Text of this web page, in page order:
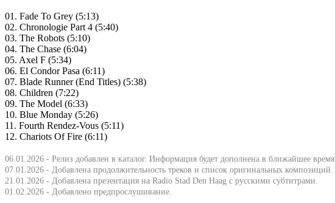
01. Fade To Grey (5:13)
02. Chronologie Part 4 (5:40)
03. The Robots (5:10)
04. The Chase (6:04)
05. Axel F (5:34)
06. El Condor Pasa (6:11)
07. Blade Runner (End Titles) (5:38)
08. Children (7:22)
09. The Model (6:33)
10. Blue Monday (5:26)
11. Fourth Rendez-Vous (5:11)
12. Chariots Of Fire (6:11)
06.01.2026 - Релиз добавлен в каталог. Информация будет дополнена в ближайшее время.
07.01.2026 - Добавлена продолжительность треков и список оригинальных композиций.
21.01.2026 - Добавлена презентация на Radio Stad Den Haag с русскими субтитрами.
01.02.2026 - Добавлено предпрослушивание.